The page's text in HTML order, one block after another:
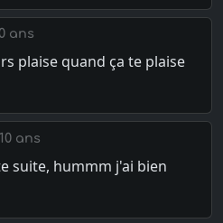
ans
plaise quand ça te plaise
ans
suite, hummm j'ai bien